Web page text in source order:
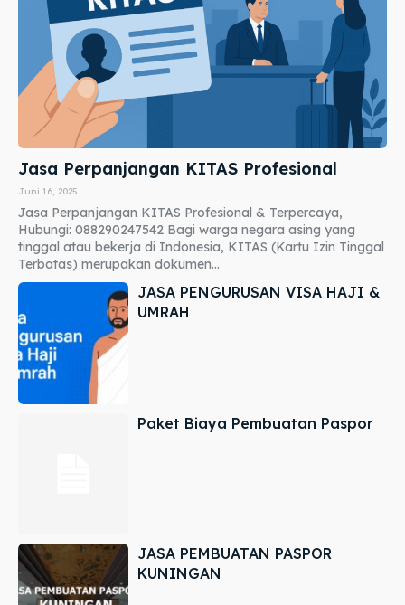
Jasa Perpanjangan KITAS Profesional
Juni 16, 2025
Jasa Perpanjangan KITAS Profesional & Terpercaya,
Hubungi: 088290247542 Bagi warga negara asing yang
tinggal atau bekerja di Indonesia, KITAS (Kartu Izin Tinggal
Terbatas) merupakan dokumen...
JASA PENGURUSAN VISA HAJI &
UMRAH
Paket Biaya Pembuatan Paspor
JASA PEMBUATAN PASPOR
KUNINGAN